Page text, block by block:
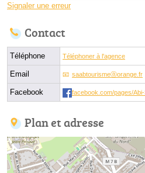
Signaler une erreur
Contact
Téléphone Téléphoner à l'agence
Email saabtourismeⓐorange.fr
Facebook facebook.com/pages/
Plan et adresse